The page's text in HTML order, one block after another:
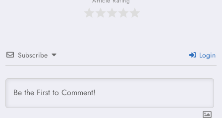
Subscribe Login